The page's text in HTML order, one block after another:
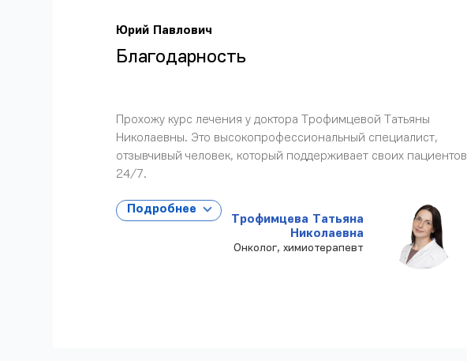
Юрий Павлович
Благодарность
Прохожу курс лечения у доктора Трофимцевой Татьяны
Николаевны. Это высокопрофессиональный специалист,
отзывчивый человек, который поддерживает своих пациентов
24/7.
Подробнее
Трофимцева Татьяна
Николаевна
Онколог, химиотерапевт